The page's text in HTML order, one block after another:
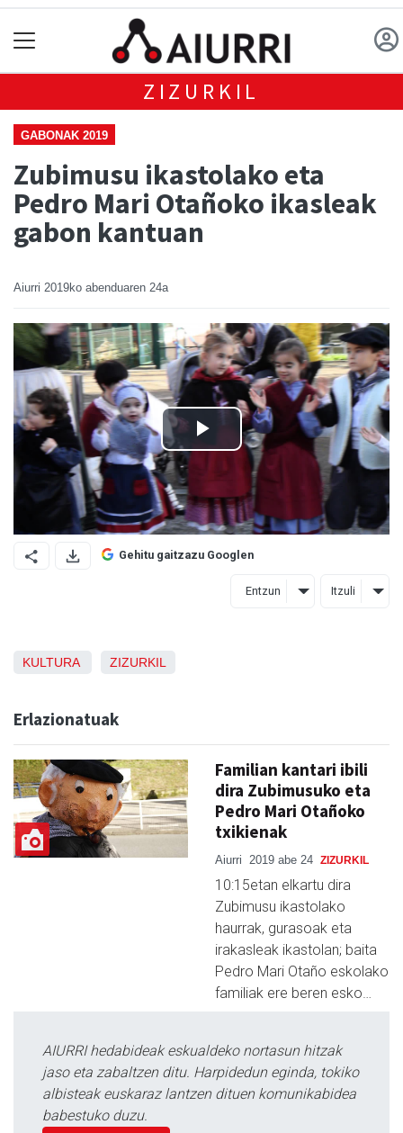
ZIZURKIL
GABONAK 2019
Zubimusu ikastolako eta
Pedro Mari Otañoko ikasleak
gabon kantuan
Aiurri 2019ko abenduaren 24a
Gehitu gaitzazu Googlen
Entzun Itzuli
KULTURA ZIZURKIL
Erlazionatuak
Familian kantari ibili
dira Zubimusuko eta
Pedro Mari Otañoko
txikienak
Aiurri 2019 abe 24 ZIZURKIL
10:15etan elkartu dira
Zubimusu ikastolako
haurrak, gurasoak eta
irakasleak ikastolan; baita
Pedro Mari Otaño eskolako
familiak ere beren esko…
AIURRI hedabideak eskualdeko nortasun hitzak
jaso eta zabaltzen ditu. Harpidedun eginda, tokiko
albisteak euskaraz lantzen dituen komunikabidea
babestuko duzu.